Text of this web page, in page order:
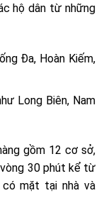
hộ dân từ những
Đa, Hoàn Kiếm,
Long Biên, Nam
gồm 12 cơ sở,
30 phút kể từ
có mặt tại nhà và